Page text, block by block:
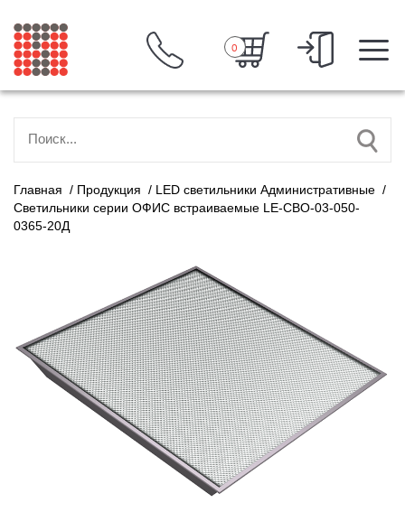
0
Главная / Продукция / LED светильники Административные /
Светильники серии ОФИС встраиваемые LE-СВО-03-050-
0365-20Д